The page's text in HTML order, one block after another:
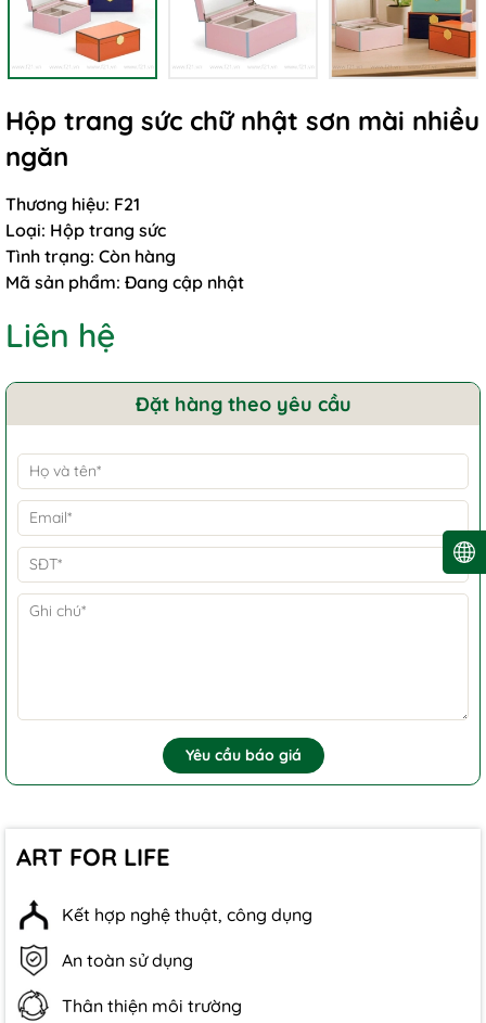
Hộp trang sức chữ nhật sơn mài nhiều
ngăn
Thương hiệu: F21
Loại: Hộp trang sức
Tình trạng: Còn hàng
Mã sản phẩm: Đang cập nhật
Liên hệ
Đặt hàng theo yêu cầu
Yêu cầu báo giá
ART FOR LIFE
Kết hợp nghệ thuật, công dụng
An toàn sử dụng
Thân thiện môi trường